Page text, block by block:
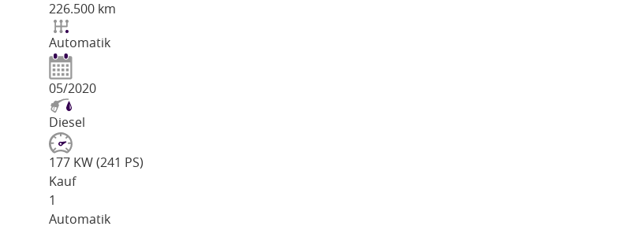
226.500 km
Automatik
05/2020
Diesel
177 KW (241 PS)
Kauf
1
Automatik